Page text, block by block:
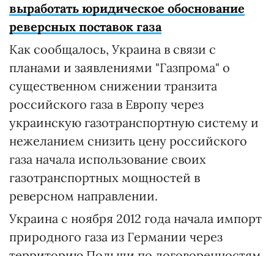
выработать юридическое обоснование
реверсных поставок газа
Как сообщалось, Украина в связи с
планами и заявлениями "Газпрома" о
существенном снижении транзита
российского газа в Европу через
украинскую газотранспортную систему и
нежеланием снизить цену российского
газа начала использование своих
газотранспортных мощностей в
реверсном направлении.
Украина с ноября 2012 года начала импорт
природного газа из Германии через